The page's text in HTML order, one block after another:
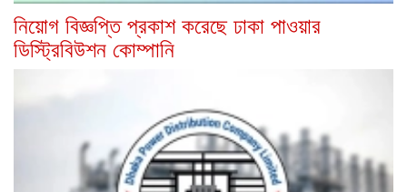
নিয়োগ বিজ্ঞপ্তি প্রকাশ করেছে ঢাকা পাওয়ার
ডিস্ট্রিবিউশন কোম্পানি